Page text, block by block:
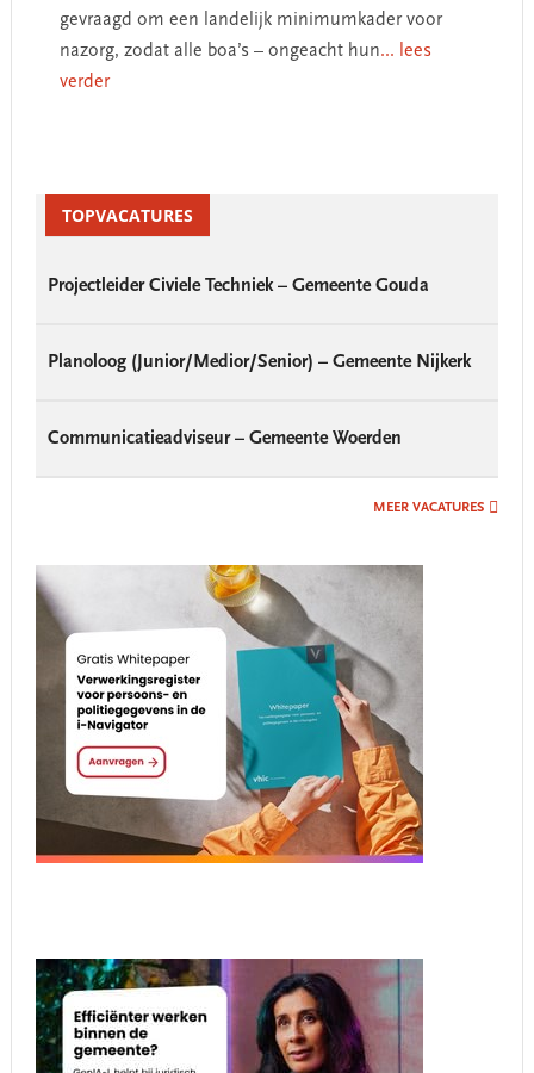
gevraagd om een landelijk minimumkader voor
nazorg, zodat alle boa’s – ongeacht hun... lees
verder
SidebarTOPVACATURES
Projectleider Civiele Techniek – Gemeente Gouda
Planoloog (Junior/Medior/Senior) – Gemeente Nijkerk
Communicatieadviseur – Gemeente Woerden
MEER VACATURES